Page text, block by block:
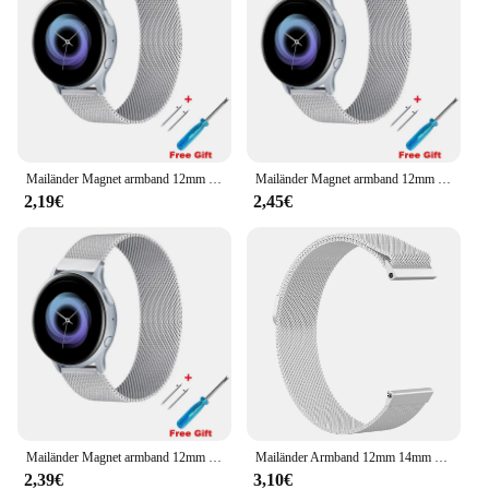
durability and flexibility that is unmatched in the
industry. The 14mm flex design ensures that the
equipment can be easily manipulated, providing
dental professionals with the precision they need
for intricate tasks. Whether you're a dental
laboratory technician or a mechanical engineer, this
equipment is tailored to enhance your workflow and
deliver superior results.
**Versatile and Reliable**
The 14mm flex dental equipment is not just about
precision; it's also about reliability. The lightweight
nature of the equipment makes it easy to handle for
extended periods, reducing fatigue and increasing
productivity. The flexibility of the equipment allows
for a wide range of applications, from delicate
dental procedures to robust mechanical work. The
durability of the material ensures that the equipment
withstands the rigors of daily use, making it a
valuable addition to any dental or mechanical
workspace.
Mailänder Magnet armband 12mm 14mm 16mm 18mm 20mm 22mm 24mm Schlaufe für amazfit gtr gts Serie für huawei Uhr gt2 gt3 42 46mm
2,19€
Mailänder Magnet armband 12mm 14mm 16mm 18mm 20mm 22mm 24mm Schlaufe für amazfit gtr gts Serie für huawei Uhr gt2 gt3 42 46mm
2,45€
Mailänder Magnet armband 12mm 14mm 16mm 18mm 20mm 22mm 24mm Schlaufe für amazfit gtr gts Serie für huawei Uhr gt2 gt3 42 46mm
2,39€
Mailänder Armband 12mm 14mm 16mm 18mm 20mm 22mm 24mm Universal Edelstahl Metall Uhren armband Armband schwarz Roségold
3,10€